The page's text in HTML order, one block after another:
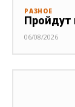
РАЗНОЕ
Пройдут
06/08/2026